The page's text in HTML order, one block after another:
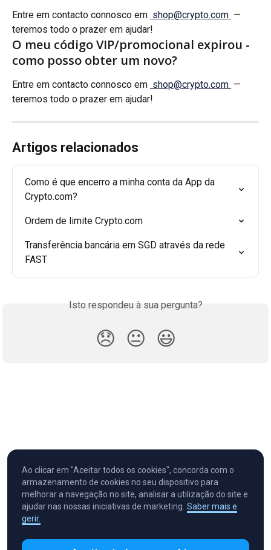
Entre em contacto connosco em shop@crypto.com —
teremos todo o prazer em ajudar!
O meu código VIP/promocional expirou -
como posso obter um novo?
Entre em contacto connosco em shop@crypto.com —
teremos todo o prazer em ajudar!
Artigos relacionados
Como é que encerro a minha conta da App da
Crypto.com?
Ordem de limite Crypto.com
Transferência bancária em SGD através da rede
FAST
Isto respondeu à sua pergunta?
😞 😐 😃
Cryptocurrency in Every Wallet™
Ao clicar em "Aceitar todos os cookies", concorda com o
armazenamento de cookies no seu dispositivo para
melhorar a navegação no site, analisar a utilização do site e
ajudar nas nossas iniciativas de marketing. Saber mais e
gerir.